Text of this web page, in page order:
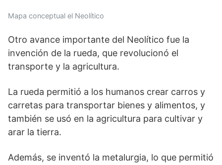
Mapa conceptual el Neolítico
Otro avance importante del Neolítico fue la
invención de la rueda, que revolucionó el
transporte y la agricultura.
La rueda permitió a los humanos crear carros y
carretas para transportar bienes y alimentos, y
también se usó en la agricultura para cultivar y
arar la tierra.
Además, se inventó la metalurgia, lo que permitió